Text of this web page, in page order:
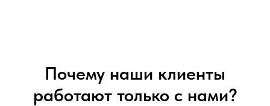
Почему наши клиенты
работают только с нами?